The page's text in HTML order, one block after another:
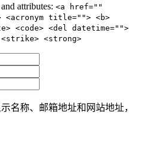
attributes: <a href=""
title=""> <b>
<code> <del datetime="">
<strong>
名称、邮箱地址和网站地址，